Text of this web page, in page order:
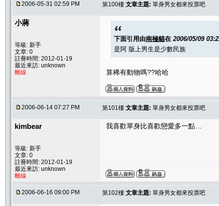
2006-05-31 02:59 PM 第100樓 文章主題: 單身男女都來投票吧
小蔣
等級: 新手
文章: 0
註冊時間: 2012-01-19
最近來訪: unknown
離線
下面引用由南極貓在 2006/05/09
是阿 版上男生是少數民族
算稀有動物嗎??哈哈
2006-06-14 07:27 PM 第101樓 文章主題: 單身男女都來投票吧
kimbear
等級: 新手
文章: 0
註冊時間: 2012-01-19
最近來訪: unknown
離線
我喜歡單身比喜歡戀愛多一點…
2006-06-16 09:00 PM 第102樓 文章主題: 單身男女都來投票吧